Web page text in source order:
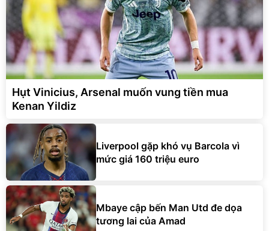
Hụt Vinicius, Arsenal muốn vung tiền mua
Kenan Yildiz
Liverpool gặp khó vụ Barcola vì
mức giá 160 triệu euro
Mbaye cập bến Man Utd đe dọa
tương lai của Amad